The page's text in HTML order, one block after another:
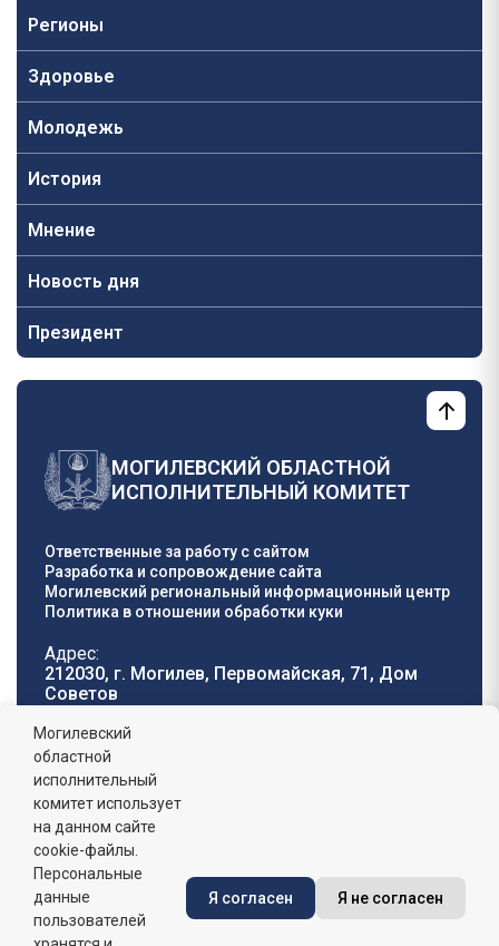
Регионы
Здоровье
Молодежь
История
Мнение
Новость дня
Президент
МОГИЛЕВСКИЙ ОБЛАСТНОЙ
ИСПОЛНИТЕЛЬНЫЙ КОМИТЕТ
Ответственные за работу с сайтом
Разработка и сопровождение сайта
Могилевский региональный информационный центр
Политика в отношении обработки куки
Адрес:
212030, г. Могилев, Первомайская, 71, Дом
Cоветов
Телефон горячей
линии:
8 (0222) 71-32-55
График работы:
пн-пт: 8.00 - 17.00, сб-вс: выходной,
обеденный перерыв: 13:00 - 14:00
Сайт зарегистрирован в Государственном регистре
информационных ресурсов Республики Беларусь. №
Могилевский
областной
исполнительный
комитет использует
на данном сайте
cookie-файлы.
Персональные
данные
пользователей
Я согласен Я не согласен